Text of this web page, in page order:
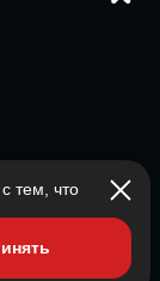
тем, что